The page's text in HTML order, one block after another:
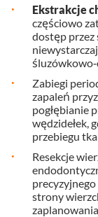
Ekstrakcje
częściowo
dostęp przez
Zabiegi
zapaleń
pogłębianie
wędzidełek,
przebiegu
Resekcje
strony